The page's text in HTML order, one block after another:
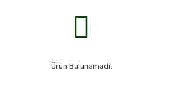
Ürün Bulunamadı.